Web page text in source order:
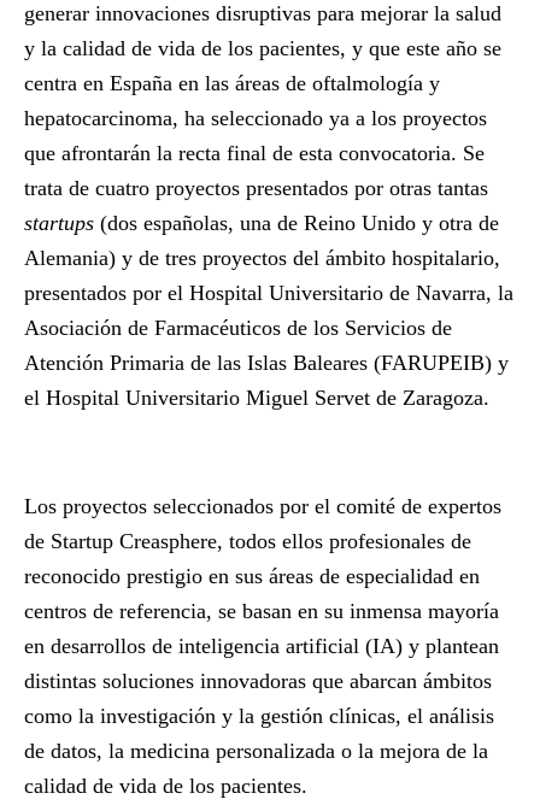
generar innovaciones disruptivas para mejorar la salud
y la calidad de vida de los pacientes, y que este año se
centra en España en las áreas de oftalmología y
hepatocarcinoma, ha seleccionado ya a los proyectos
que afrontarán la recta final de esta convocatoria. Se
trata de cuatro proyectos presentados por otras tantas
startups (dos españolas, una de Reino Unido y otra de
Alemania) y de tres proyectos del ámbito hospitalario,
presentados por el Hospital Universitario de Navarra, la
Asociación de Farmacéuticos de los Servicios de
Atención Primaria de las Islas Baleares (FARUPEIB) y
el Hospital Universitario Miguel Servet de Zaragoza.
Los proyectos seleccionados por el comité de expertos
de Startup Creasphere, todos ellos profesionales de
reconocido prestigio en sus áreas de especialidad en
centros de referencia, se basan en su inmensa mayoría
en desarrollos de inteligencia artificial (IA) y plantean
distintas soluciones innovadoras que abarcan ámbitos
como la investigación y la gestión clínicas, el análisis
de datos, la medicina personalizada o la mejora de la
calidad de vida de los pacientes.